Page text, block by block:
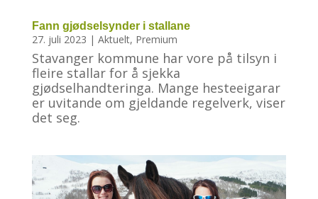
Fann gjødselsynder i stallane
27. juli 2023 | Aktuelt, Premium
Stavanger kommune har vore på tilsyn i
fleire stallar for å sjekka
gjødselhandteringa. Mange hesteeigarar
er uvitande om gjeldande regelverk, viser
det seg.